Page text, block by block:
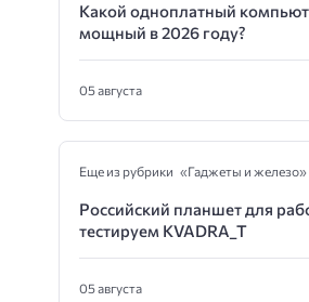
Какой одноплатный
мощный в 2026 году?
05 августа
Еще из рубрики «Гаджеты и железо»
Российский планшет для
тестируем KVADRA_T
05 августа